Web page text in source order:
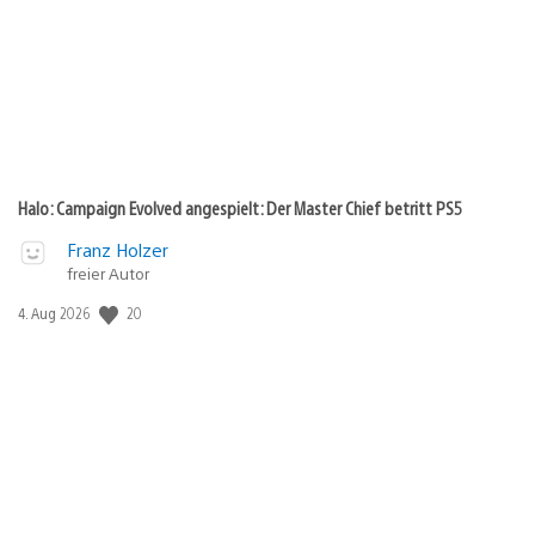
Halo: Campaign Evolved angespielt: Der Master Chief betritt PS5
Franz Holzer
freier Autor
Veröffentlichungsdatum:
4. Aug 2026 20